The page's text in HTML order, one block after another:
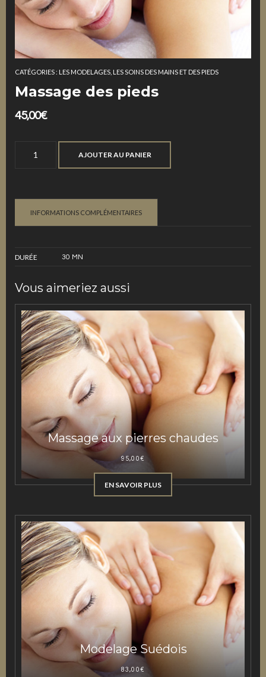
CATÉGORIES : LES MODELAGES LES SOINS DES MAINS ET DES PIEDS
Massage des pieds
45,00€
AJOUTER AU PANIER
INFORMATIONS COMPLÉMENTAIRES
DURÉE 30 MN
Vous aimeriez aussi
Massage aux pierres chaudes
95,00€
EN SAVOIR PLUS
Modelage Suédois
83,00€